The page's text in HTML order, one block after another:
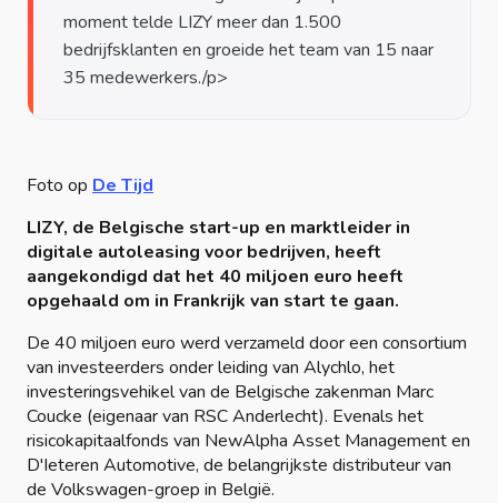
moment telde LIZY meer dan 1.500
bedrijfsklanten en groeide het team van 15 naar
Foto op De Tijd
LIZY, de Belgische start-up en marktleider in
digitale autoleasing voor bedrijven, heeft
aangekondigd dat het 40 miljoen euro heeft
opgehaald om in Frankrijk van start te gaan.
De 40 miljoen euro werd verzameld door een consortium
van investeerders onder leiding van Alychlo, het
investeringsvehikel van de Belgische zakenman Marc
Coucke (eigenaar van RSC Anderlecht). Evenals het
risicokapitaalfonds van NewAlpha Asset Management en
D'Ieteren Automotive, de belangrijkste distributeur van
de Volkswagen-groep in België.